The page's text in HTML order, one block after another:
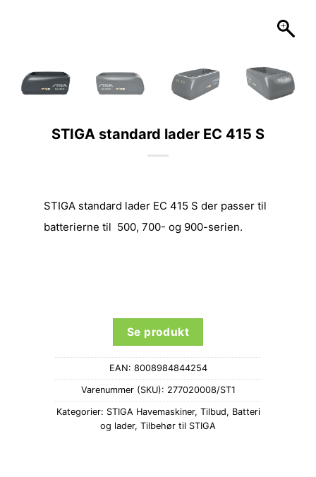
STIGA standard lader EC 415 S
STIGA standard lader EC 415 S der passer til
batterierne til 500, 700- og 900-serien.
Se produkt
EAN: 8008984844254
Varenummer (SKU): 277020008/ST1
Kategorier: STIGA Havemaskiner, Tilbud, Batteri
og lader, Tilbehør til STIGA